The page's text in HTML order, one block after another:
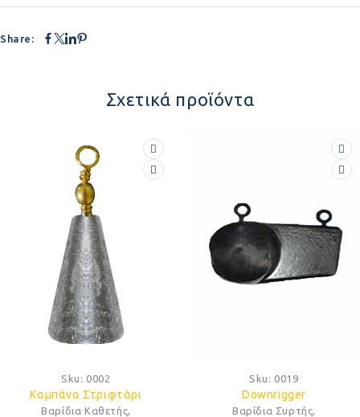
Share:
Σχετικά προϊόντα
Sku:0019
Downrigger
Βαρίδια Συρτής
Sku:0027
Φτερό Περαστό Εξάγωνο
Βαρίδια Surfcasting